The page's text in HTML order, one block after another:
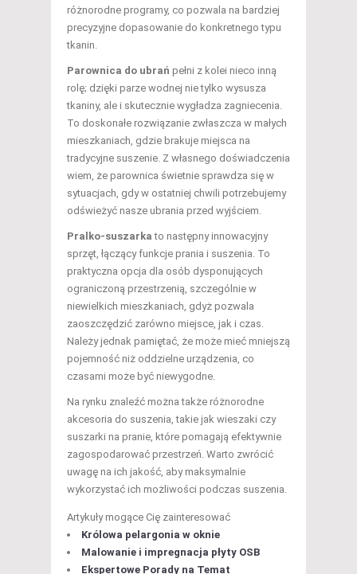
różnorodne programy, co pozwala na bardziej
precyzyjne dopasowanie do konkretnego typu
tkanin.
Parownica do ubrań pełni z kolei nieco inną
rolę; dzięki parze wodnej nie tylko wysusza
tkaniny, ale i skutecznie wygładza zagniecenia.
To doskonałe rozwiązanie zwłaszcza w małych
mieszkaniach, gdzie brakuje miejsca na
tradycyjne suszenie. Z własnego doświadczenia
wiem, że parownica świetnie sprawdza się w
sytuacjach, gdy w ostatniej chwili potrzebujemy
odświeżyć nasze ubrania przed wyjściem.
Pralko-suszarka to następny innowacyjny
sprzęt, łączący funkcje prania i suszenia. To
praktyczna opcja dla osób dysponujących
ograniczoną przestrzenią, szczególnie w
niewielkich mieszkaniach, gdyż pozwala
zaoszczędzić zarówno miejsce, jak i czas.
Należy jednak pamiętać, że może mieć mniejszą
pojemność niż oddzielne urządzenia, co
czasami może być niewygodne.
Na rynku znaleźć można także różnorodne
akcesoria do suszenia, takie jak wieszaki czy
suszarki na pranie, które pomagają efektywnie
zagospodarować przestrzeń. Warto zwrócić
uwagę na ich jakość, aby maksymalnie
wykorzystać ich możliwości podczas suszenia.
Artykuły mogące Cię zainteresować
Królowa pelargonia w oknie
Malowanie i impregnacja płyty OSB
Ekspertowe Porady na Temat